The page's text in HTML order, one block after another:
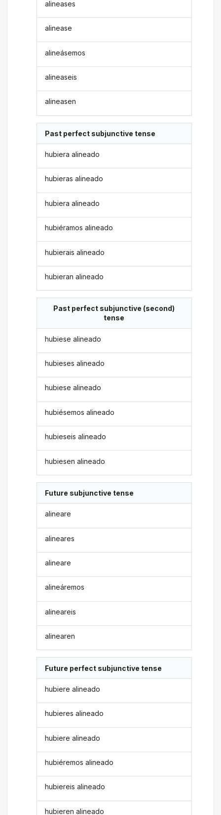
alineases
alinease
alineásemos
alineaseis
alineasen
Past perfect subjunctive tense
hubiera alineado
hubieras alineado
hubiera alineado
hubiéramos alineado
hubierais alineado
hubieran alineado
Past perfect subjunctive (second)
tense
hubiese alineado
hubieses alineado
hubiese alineado
hubiésemos alineado
hubieseis alineado
hubiesen alineado
Future subjunctive tense
alineare
alineares
alineare
alineáremos
alineareis
alinearen
Future perfect subjunctive tense
hubiere alineado
hubieres alineado
hubiere alineado
hubiéremos alineado
hubiereis alineado
hubieren alineado